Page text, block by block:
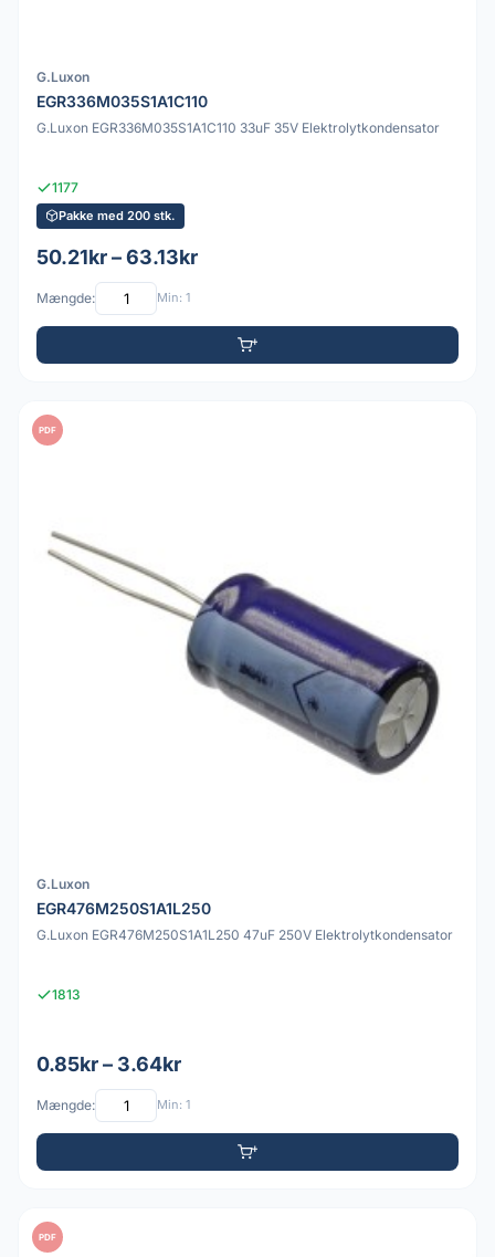
G.Luxon
EGR336M035S1A1C110
G.Luxon EGR336M035S1A1C110 33uF 35V Elektrolytkondensator
1177
Pakke med 200 stk.
50.21kr – 63.13kr
Mængde: Min: 1
PDF
G.Luxon
EGR476M250S1A1L250
G.Luxon EGR476M250S1A1L250 47uF 250V Elektrolytkondensator
1813
0.85kr – 3.64kr
Mængde: Min: 1
PDF